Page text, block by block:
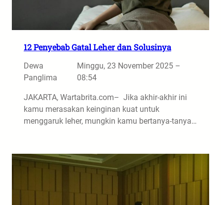
12 Penyebab Gatal Leher dan Solusinya
Dewa
Panglima
Minggu, 23 November 2025 –
08:54
JAKARTA, Wartabrita.com– Jika akhir-akhir ini
kamu merasakan keinginan kuat untuk
menggaruk leher, mungkin kamu bertanya-tanya…